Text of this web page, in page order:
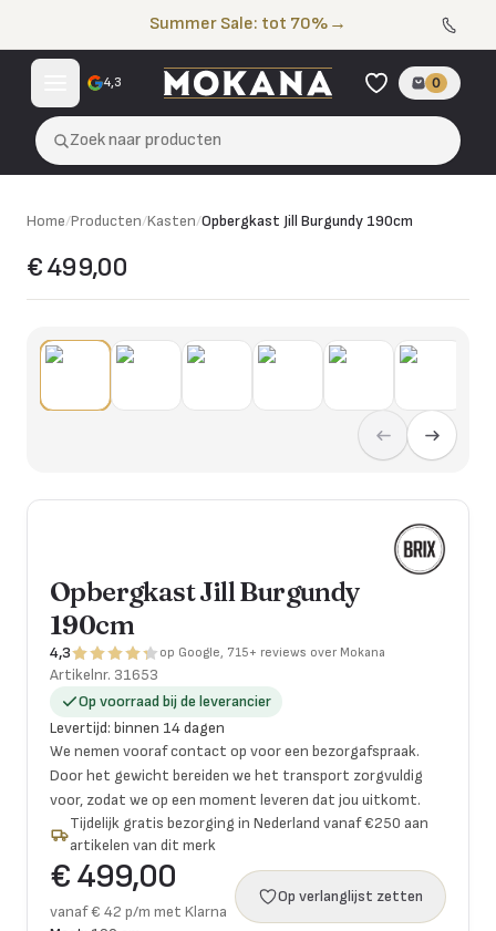
Summer Sale: tot 70% →
4,3 0
Zoek naar producten
Home/Producten/Kasten/Opbergkast Jill Burgundy 190cm
€ 499,00
Opbergkast Jill Burgundy
190cm
4,3 op Google, 715+ reviews over Mokana
Artikelnr. 31653
Op voorraad bij de leverancier
Levertijd: binnen 14 dagen
We nemen vooraf contact op voor een bezorgafspraak.
Door het gewicht bereiden we het transport zorgvuldig
voor, zodat we op een moment leveren dat jou uitkomt.
Tijdelijk gratis bezorging in Nederland vanaf €250 aan
artikelen van dit merk
€ 499,00
vanaf € 42 p/m met Klarna
Op verlanglijst zetten